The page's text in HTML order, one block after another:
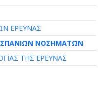
ΕΡΕΥΝΑΣ
ΝΟΣΗΜΑΤΩΝ
ΤΗΣ ΕΡΕΥΝΑΣ